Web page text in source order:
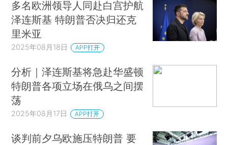
多名欧洲领导人同赴白宫护航
泽连斯基 特朗普否决归还克
里米亚
2025年08月18日 APP打开
分析｜泽连斯基将急赴华盛顿
特朗普各项立场在俄乌之间摆
荡
2025年08月17日 APP打开
谈判前夕乌欧施压特朗普 要